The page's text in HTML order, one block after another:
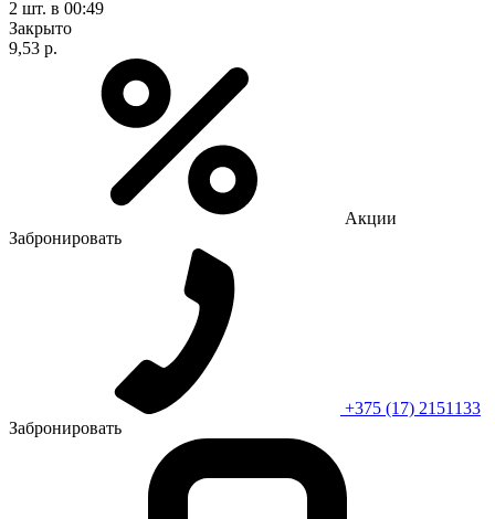
2 шт. в 00:49
Закрыто
9,53 р.
Акции
Забронировать
+375 (17) 2151133
Забронировать